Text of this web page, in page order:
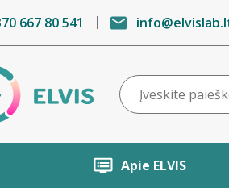
667 80 541
Apie ELVIS